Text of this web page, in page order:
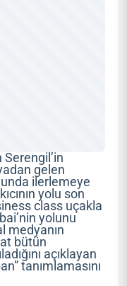
gelen
ilerlemeye
yolu son
class uçakla
yolunu
medyanın
bütün
açıklayan
tanımlamasını